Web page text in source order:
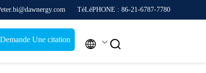
TéLéPHONE : 86-21-6787-7780
Demande Une citation  